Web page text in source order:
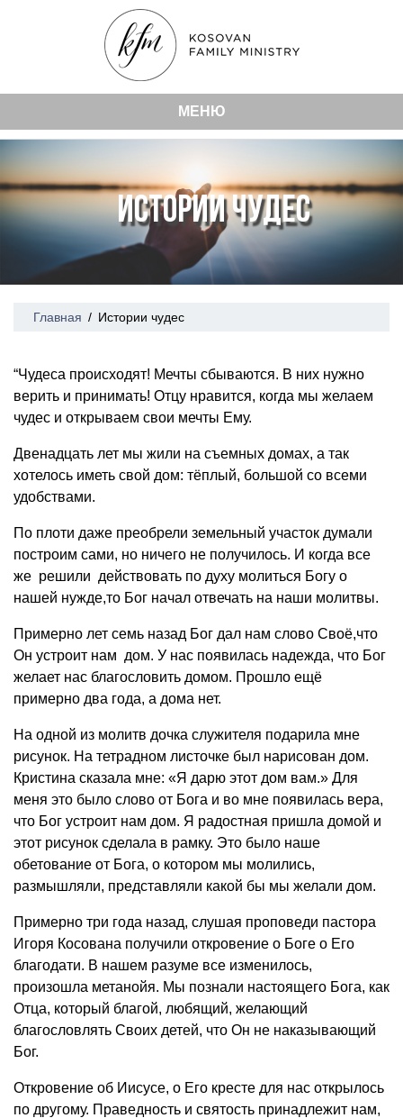
МЕНЮ
ИСТОРИИ ЧУДЕС
Главная / Истории чудес
“Чудеса происходят! Мечты сбываются. В них нужно
верить и принимать! Отцу нравится, когда мы желаем
чудес и открываем свои мечты Ему.
Двенадцать лет мы жили на съемных домах, а так
хотелось иметь свой дом: тёплый, большой со всеми
удобствами.
По плоти даже преобрели земельный участок думали
построим сами, но ничего не получилось. И когда все
же решили действовать по духу молиться Богу о
нашей нужде,то Бог начал отвечать на наши молитвы.
Примерно лет семь назад Бог дал нам слово Своё,что
Он устроит нам дом. У нас появилась надежда, что Бог
желает нас благословить домом. Прошло ещё
примерно два года, а дома нет.
На одной из молитв дочка служителя подарила мне
рисунок. На тетрадном листочке был нарисован дом.
Кристина сказала мне: «Я дарю этот дом вам.» Для
меня это было слово от Бога и во мне появилась вера,
что Бог устроит нам дом. Я радостная пришла домой и
этот рисунок сделала в рамку. Это было наше
обетование от Бога, о котором мы молились,
размышляли, представляли какой бы мы желали дом.
Примерно три года назад, слушая проповеди пастора
Игоря Косована получили откровение о Боге о Его
благодати. В нашем разуме все изменилось,
произошла метанойя. Мы познали настоящего Бога, как
Отца, который благой, любящий, желающий
благословлять Своих детей, что Он не наказывающий
Бог.
Откровение об Иисусе, о Его кресте для нас открылось
по другому. Праведность и святость принадлежит нам,